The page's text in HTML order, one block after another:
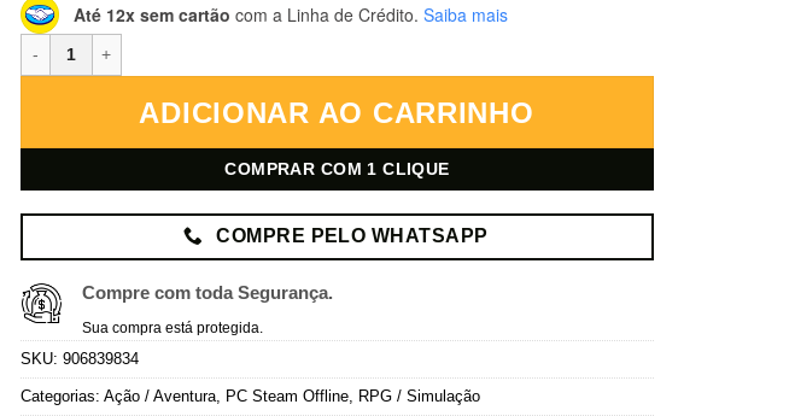
Até 12x sem cartão com a Linha de Crédito. Saiba mais
Gothic 1 Remake - PC Steam Offline - Mídia Digital quantidade
ADICIONAR AO CARRINHO
COMPRAR COM 1 CLIQUE
COMPRE PELO WHATSAPP
Compre com toda Segurança.
Sua compra está protegida.
SKU: 906839834
Categorias: Ação / Aventura PC Steam Offline RPG / Simulação